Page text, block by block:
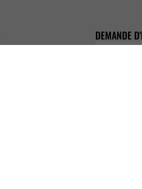
DEMANDE
Prénom